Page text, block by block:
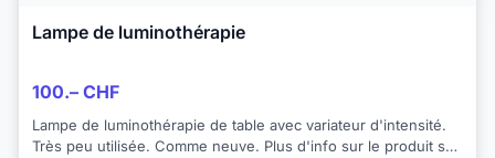
Lampe de luminothérapie
100.– CHF
Lampe de luminothérapie de table avec variateur d'intensité.
Très peu utilisée. Comme neuve. Plus d'info sur le produit sur